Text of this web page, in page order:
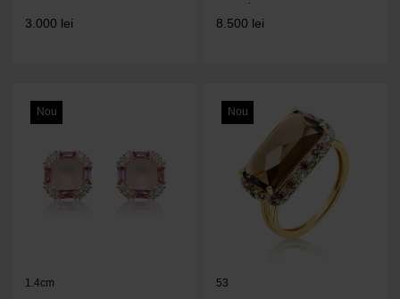
3.000 lei
naturale
8.500 lei
Nou
1.4cm
Nou
53